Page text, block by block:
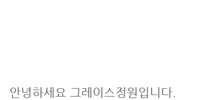
안녕하세요 그레이스정원입니다.